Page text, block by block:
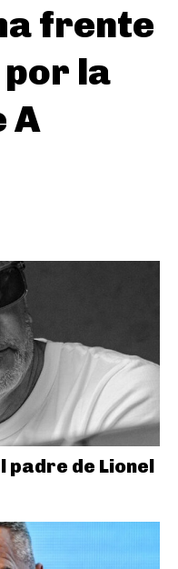
frente
la
A
de Lionel